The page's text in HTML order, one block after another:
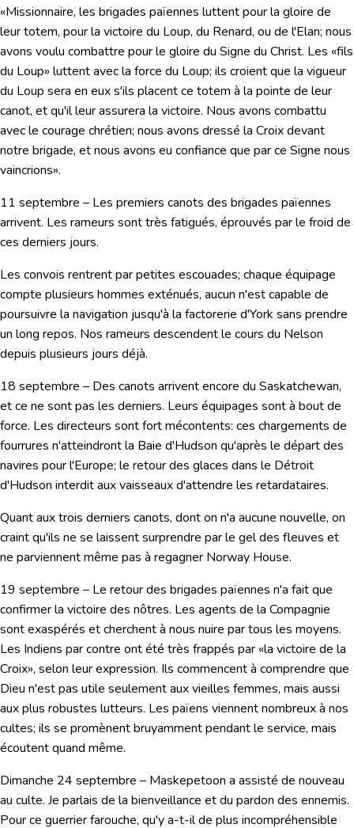
«Missionnaire, les brigades païennes luttent pour la gloire de
leur totem, pour la victoire du Loup, du Renard, ou de l'Elan; nous
avons voulu combattre pour le gloire du Signe du Christ. Les «fils
du Loup» luttent avec la force du Loup; ils croient que la vigueur
du Loup sera en eux s'ils placent ce totem à la pointe de leur
canot, et qu'il leur assurera la victoire. Nous avons combattu
avec le courage chrétien; nous avons dressé la Croix devant
notre brigade, et nous avons eu confiance que par ce Signe nous
vaincrions».
11 septembre – Les premiers canots des brigades païennes
arrivent. Les rameurs sont très fatigués, éprouvés par le froid de
ces derniers jours.
Les convois rentrent par petites escouades; chaque équipage
compte plusieurs hommes exténués, aucun n'est capable de
poursuivre la navigation jusqu'à la factorerie d'York sans prendre
un long repos. Nos rameurs descendent le cours du Nelson
depuis plusieurs jours déjà.
18 septembre – Des canots arrivent encore du Saskatchewan,
et ce ne sont pas les derniers. Leurs équipages sont à bout de
force. Les directeurs sont fort mécontents: ces chargements de
fourrures n'atteindront la Baie d'Hudson qu'après le départ des
navires pour l'Europe; le retour des glaces dans le Détroit
d'Hudson interdit aux vaisseaux d'attendre les retardataires.
Quant aux trois derniers canots, dont on n'a aucune nouvelle, on
craint qu'ils ne se laissent surprendre par le gel des fleuves et
ne parviennent même pas à regagner Norway House.
19 septembre – Le retour des brigades païennes n'a fait que
confirmer la victoire des nôtres. Les agents de la Compagnie
sont exaspérés et cherchent à nous nuire par tous les moyens.
Les Indiens par contre ont été très frappés par «la victoire de la
Croix», selon leur expression. Ils commencent à comprendre que
Dieu n'est pas utile seulement aux vieilles femmes, mais aussi
aux plus robustes lutteurs. Les païens viennent nombreux à nos
cultes; ils se promènent bruyamment pendant le service, mais
écoutent quand même.
Dimanche 24 septembre – Maskepetoon a assisté de nouveau
au culte. Je parlais de la bienveillance et du pardon des ennemis.
Pour ce guerrier farouche, qu'y a-t-il de plus incompréhensible